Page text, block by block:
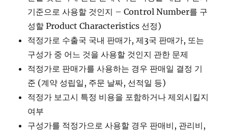
기준으로 사용할 것인지 – Control Number를 구
성할 Product Characteristics 선정)
적정가로 수출국 국내 판매가, 제3국 판매가, 또는
구성가 중 어느 것을 사용할 것인지 관한 문제
적정가로 판매가를 사용하는 경우 판매일 결정 기
준 (계약 성립일, 주문 날짜, 선적일 등)
적정가 보고시 특정 비용을 포함하거나 제외시킬지
여부
구성가를 적정가으로 사용할 경우 판매비, 관리비,